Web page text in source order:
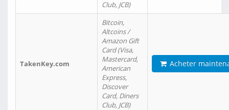
Club, JCB)
TakenKey.com
Bitcoin,
Altcoins /
Amazon Gift
Card (Visa,
Mastercard,
American
Express,
Discover
Card, Diners
Club, JCB)
Acheter